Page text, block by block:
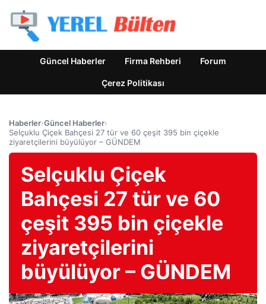
Güncel Haberler Firma Rehberi Forum
Çerez Politikası
Haberler›Güncel Haberler›
Selçuklu Çiçek Bahçesi 27 tür ve 60 çeşit 395 bin çiçekle
ziyaretçilerini büyülüyor – GÜNDEM
Selçuklu Çiçek
Bahçesi 27 tür ve 60
çeşit 395 bin çiçekle
ziyaretçilerini
büyülüyor – GÜNDEM